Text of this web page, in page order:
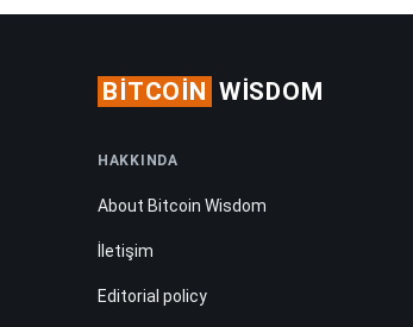
BITCOIN WISDOM
HAKKINDA
About Bitcoin Wisdom
İletişim
Editorial policy